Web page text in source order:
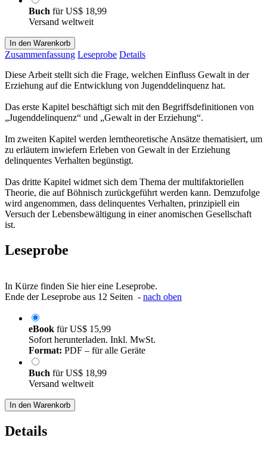
Buch fürUS$ 18,99
Versand weltweit
In den Warenkorb
Zusammenfassung Leseprobe Details
Diese Arbeit stellt sich die Frage, welchen Einfluss Gewalt in der
Erziehung auf die Entwicklung von Jugenddelinquenz hat.
Das erste Kapitel beschäftigt sich mit den Begriffsdefinitionen von
„Jugenddelinquenz“ und „Gewalt in der Erziehung“.
Im zweiten Kapitel werden lerntheoretische Ansätze thematisiert, um
zu erläutern inwiefern Erleben von Gewalt in der Erziehung
delinquentes Verhalten begünstigt.
Das dritte Kapitel widmet sich dem Thema der multifaktoriellen
Theorie, die auf Böhnisch zurückgeführt werden kann. Demzufolge
wird angenommen, dass delinquentes Verhalten, prinzipiell ein
Versuch der Lebensbewältigung in einer anomischen Gesellschaft
ist.
Leseprobe
In Kürze finden Sie hier eine Leseprobe.
Ende der Leseprobe aus 12 Seiten - nach oben
eBook fürUS$ 15,99
Sofort herunterladen. Inkl. MwSt.
Format: PDF – für alle Geräte
Buch fürUS$ 18,99
Versand weltweit
In den Warenkorb
Details